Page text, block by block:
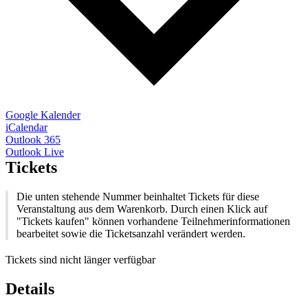
Google Kalender
iCalendar
Outlook 365
Outlook Live
Tickets
Die unten stehende Nummer beinhaltet Tickets für diese
Veranstaltung aus dem Warenkorb. Durch einen Klick auf
"Tickets kaufen" können vorhandene Teilnehmerinformationen
bearbeitet sowie die Ticketsanzahl verändert werden.
Tickets sind nicht länger verfügbar
Details